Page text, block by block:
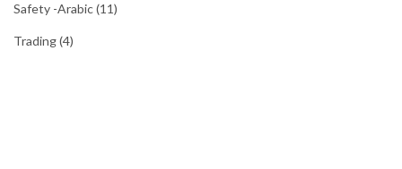
Safety -Arabic(11)
Trading(4)